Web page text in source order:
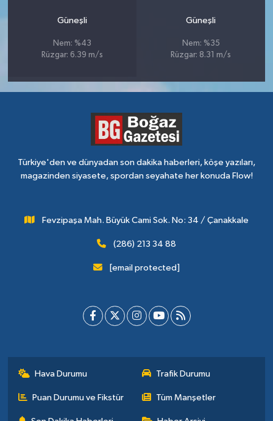
Güneşli
Nem: %43
Rüzgar: 6.39 m/s
Güneşli
Nem: %35
Rüzgar: 8.31 m/s
Türkiye'den ve dünyadan son dakika haberleri, köşe yazıları,
magazinden siyasete, spordan seyahate her konuda Flow!
Fevzipaşa Mah. Büyük Cami Sok. No: 34 / Çanakkale
(286) 213 34 88
[email protected]
Hava Durumu Trafik Durumu
Puan Durumu ve Fikstür Tüm Manşetler